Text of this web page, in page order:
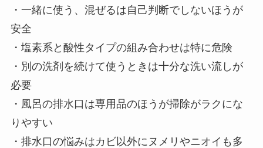
・一緒に使う、混ぜるは自己判断でしないほうが
安全
・塩素系と酸性タイプの組み合わせは特に危険
・別の洗剤を続けて使うときは十分な洗い流しが
必要
・風呂の排水口は専用品のほうが掃除がラクにな
りやすい
・排水口の悩みはカビ以外にヌメリやニオイも多